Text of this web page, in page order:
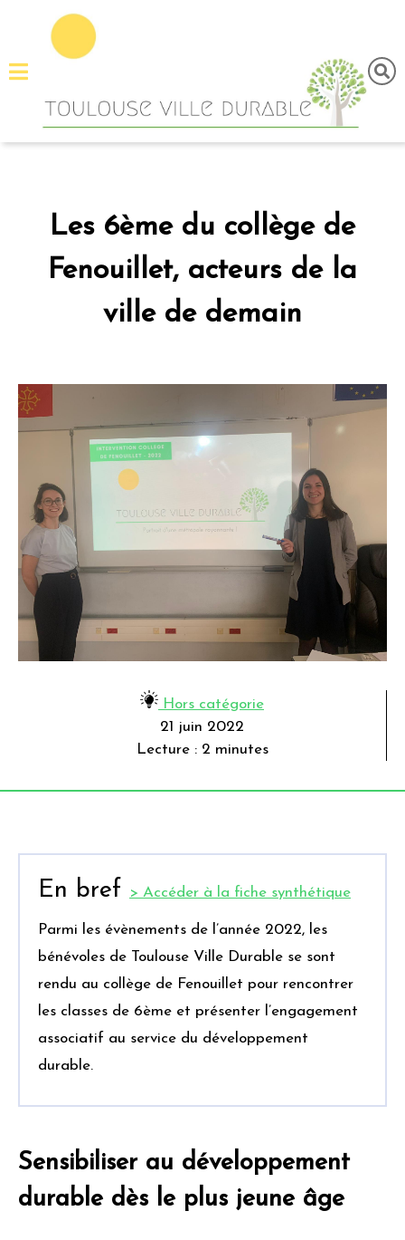
Menu
principal
Accueil
articles
propos
Les 6ème du collège de
Fenouillet, acteurs de la
ville de demain
Hors catégorie
21 juin 2022
Lecture : 2 minutes
En bref > Accéder à la fiche synthétique
Parmi les évènements de l’année 2022, les
bénévoles de Toulouse Ville Durable se sont
rendu au collège de Fenouillet pour rencontrer
les classes de 6ème et présenter l’engagement
associatif au service du développement
durable.
Sensibiliser au développement
durable dès le plus jeune âge